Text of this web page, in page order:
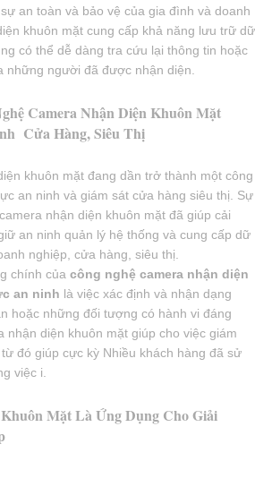
an toàn và bảo vệ của gia đình và doanh
khuôn mặt cung cấp khả năng lưu trữ dữ
có thể dễ dàng tra cứu lại thông tin hoặc
những người đã được nhận diện.
Camera Nhận Diện Khuôn Mặt
Cửa Hàng, Siêu Thị
khuôn mặt đang dần trở thành một công
an ninh và giám sát cửa hàng siêu thị. Sự
nhận diện khuôn mặt đã giúp cải
an ninh quản lý hệ thống và cung cấp dữ
nghiệp, cửa hàng, siêu thị.
chính của công nghệ camera nhận diện
an ninh là việc xác định và nhận dạng
hoặc những đối tượng có hành vi đáng
nhận diện khuôn mặt giúp cho việc giám
đó giúp cực kỳ Nhiều khách hàng đã sử
việc i.
Mặt Là Ứng Dụng Cho Giải